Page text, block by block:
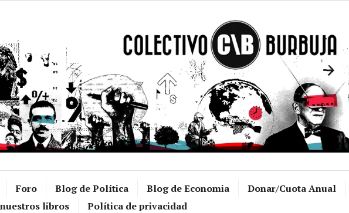
Foro Blog de Política Blog de Economia Donar/Cuota Anual
libros
Política de privacidad